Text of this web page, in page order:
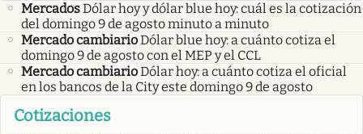
MercadosDólar hoy y dólar blue hoy: cuál es la cotización
del domingo 9 de agosto minuto a minuto
Mercado cambiarioDólar blue hoy: a cuánto cotiza el
domingo 9 de agosto con el MEP y el CCL
Mercado cambiarioDólar hoy: a cuánto cotiza el oficial
en los bancos de la City este domingo 9 de agosto
Cotizaciones